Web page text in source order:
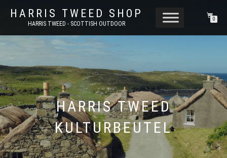
HARRIS TWEED SHOP
HARRIS TWEED - SCOTTISH OUTDOOR
0
HARRIS TWEED
KULTURBEUTEL